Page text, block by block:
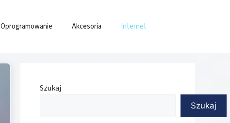
Oprogramowanie Akcesoria Internet
Szukaj
Szukaj